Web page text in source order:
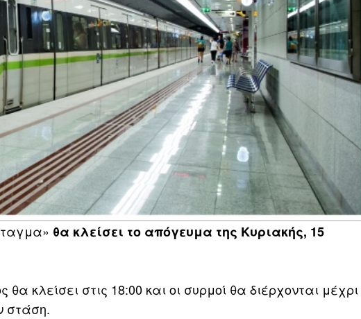
θα κλείσει το απόγευμα της Κυριακής, 15
κλείσει στις 18:00 και οι συρμοί θα διέρχονται μέχρι
στάση.